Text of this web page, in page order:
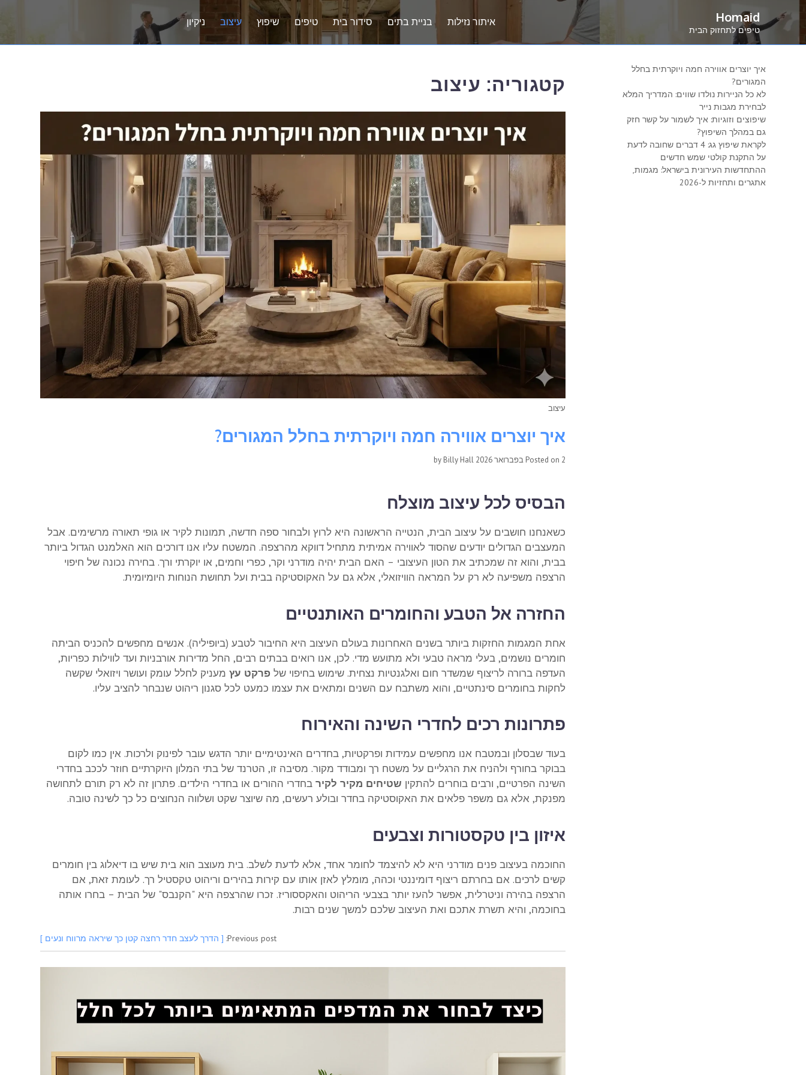
Homaid
טיפים לתחזוק הבית
איתור נזילות בניית בתים סידור בית טיפים שיפוץ עיצוב ניקיון
קטגוריה: עיצוב
עיצוב
איך יוצרים אווירה חמה ויוקרתית בחלל המגורים?
Posted on 2 בפברואר 2026 Billy Hall
הבסיס לכל עיצוב מוצלח
כשאנחנו חושבים על עיצוב הבית, הנטייה הראשונה היא לרוץ ולבחור ספה חדשה, תמונות לקיר או גופי תאורה מרשימים. אבל
המעצבים הגדולים יודעים שהסוד לאווירה אמיתית מתחיל דווקא מהרצפה. המשטח עליו אנו דורכים הוא האלמנט הגדול ביותר
בבית, והוא זה שמכתיב את הטון העיצובי – האם הבית יהיה מודרני וקר, כפרי וחמים, או יוקרתי ורך. בחירה נכונה של חיפוי
הרצפה משפיעה לא רק על המראה הוויזואלי, אלא גם על האקוסטיקה בבית ועל תחושת הנוחות היומיומית.
החזרה אל הטבע והחומרים האותנטיים
אחת המגמות החזקות ביותר בשנים האחרונות בעולם העיצוב היא החיבור לטבע (ביופיליה). אנשים מחפשים להכניס הביתה
חומרים נושמים, בעלי מראה טבעי ולא מתועש מדי. לכן, אנו רואים בבתים רבים, החל מדירות אורבניות ועד לווילות כפריות,
העדפה ברורה לריצוף שמשדר חום ואלגנטיות נצחית. שימוש בחיפוי של פרקט עץמעניק לחלל עומק ועושר ויזואלי שקשה
לחקות בחומרים סינתטיים, והוא משתבח עם השנים ומתאים את עצמו כמעט לכל סגנון ריהוט שנבחר להציב עליו.
פתרונות רכים לחדרי השינה והאירוח
בעוד שבסלון ובמטבח אנו מחפשים עמידות ופרקטיות, בחדרים האינטימיים יותר הדגש עובר לפינוק ולרכות. אין כמו לקום
בבוקר בחורף ולהניח את הרגליים על משטח רך ומבודד מקור. מסיבה זו, הטרנד של בתי המלון היוקרתיים חוזר לככב בחדרי
השינה הפרטיים, ורבים בוחרים להתקין שטיחים מקיר לקירבחדרי ההורים או בחדרי הילדים. פתרון זה לא רק תורם לתחושה
מפנקת, אלא גם משפר פלאים את האקוסטיקה בחדר ובולע רעשים, מה שיוצר שקט ושלווה הנחוצים כל כך לשינה טובה.
איזון בין טקסטורות וצבעים
החוכמה בעיצוב פנים מודרני היא לא להיצמד לחומר אחד, אלא לדעת לשלב. בית מעוצב הוא בית שיש בו דיאלוג בין חומרים
קשים לרכים. אם בחרתם ריצוף דומיננטי וכהה, מומלץ לאזן אותו עם קירות בהירים וריהוט טקסטיל רך. לעומת זאת, אם
הרצפה בהירה וניטרלית, אפשר להעז יותר בצבעי הריהוט והאקססוריז. זכרו שהרצפה היא "הקנבס" של הבית – בחרו אותה
בחוכמה, והיא תשרת אתכם ואת העיצוב שלכם למשך שנים רבות.
Previous post: [ הדרך לעצב חדר רחצה קטן כך שיראה מרווח ונעים ]
איך יוצרים אווירה חמה ויוקרתית בחלל
המגורים?
לא כל הניירות נולדו שווים: המדריך המלא
לבחירת מגבות נייר
שיפוצים וזוגיות: איך לשמור על קשר חזק
גם במהלך השיפוץ?
לקראת שיפוץ גג: 4 דברים שחובה לדעת
על התקנת קולטי שמש חדשים
ההתחדשות העירונית בישראל: מגמות,
אתגרים ותחזיות ל-2026